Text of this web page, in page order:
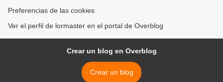
Preferencias de las cookies
Ver el perfil de lormaster en el portal de Overblog
Crear un blog en Overblog
Crear un blog